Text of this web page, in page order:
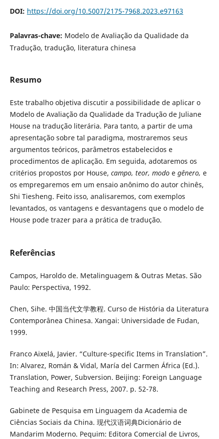
DOI: https://doi.org/10.5007/2175-7968.2023.e97163
Palavras-chave: Modelo de Avaliação da Qualidade da
Tradução, tradução, literatura chinesa
Resumo
Este trabalho objetiva discutir a possibilidade de aplicar o
Modelo de Avaliação da Qualidade da Tradução de Juliane
House na tradução literária. Para tanto, a partir de uma
apresentação sobre tal paradigma, mostraremos seus
argumentos teóricos, parâmetros estabelecidos e
procedimentos de aplicação. Em seguida, adotaremos os
critérios propostos por House, campo, teor, modoe gênero, e
os empregaremos em um ensaio anônimo do autor chinês,
Shi Tiesheng. Feito isso, analisaremos, com exemplos
levantados, os vantagens e desvantagens que o modelo de
House pode trazer para a prática de tradução.
Referências
Campos, Haroldo de. Metalinguagem & Outras Metas. São
Paulo: Perspectiva, 1992.
Chen, Sihe. 中国当代文学教程. Curso de História da Literatura
Contemporânea Chinesa. Xangai: Universidade de Fudan,
1999.
Franco Aixelá, Javier. “Culture-specific Items in Translation”.
In: Alvarez, Román & Vidal, María del Carmen África (Ed.).
Translation, Power, Subversion. Beijing: Foreign Language
Teaching and Research Press, 2007. p. 52-78.
Gabinete de Pesquisa em Linguagem da Academia de
Ciências Sociais da China. 现代汉语词典Dicionário de
Mandarim Moderno. Pequim: Editora Comercial de Livros,